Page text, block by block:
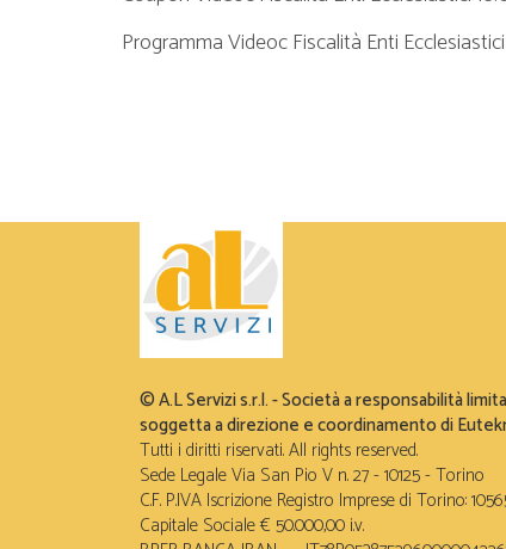
Programma Videoc Fiscalità Enti
© A.L Servizi s.r.l. - Società a responsabilità
soggetta a direzione e coordinamento di
Tutti i diritti riservati. All rights reserved.
Sede Legale Via San Pio V n. 27 - 10125 - Torino
C.F. P.IVA Iscrizione Registro Imprese di Torino:
Capitale Sociale € 50.000,00 i.v.